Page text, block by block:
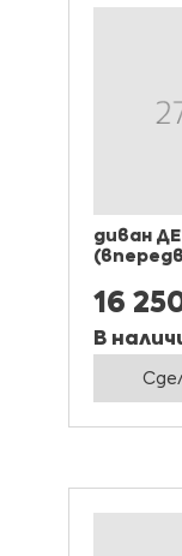
диван
16
В